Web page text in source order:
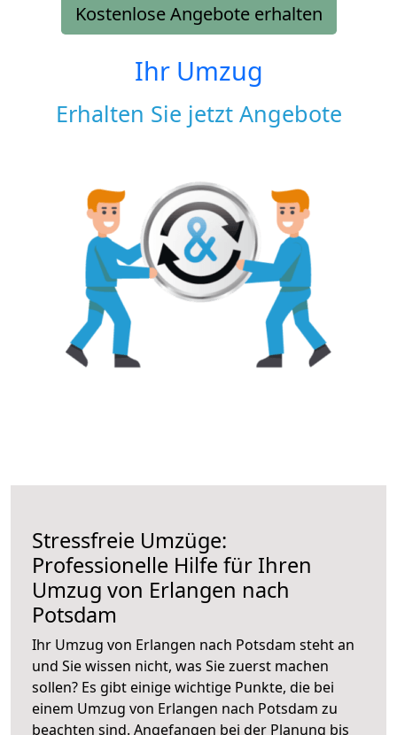
Kostenlose Angebote erhalten
Ihr Umzug
Erhalten Sie jetzt Angebote
Stressfreie Umzüge:
Professionelle Hilfe für Ihren
Umzug von Erlangen nach
Potsdam
Ihr Umzug von Erlangen nach Potsdam steht an
und Sie wissen nicht, was Sie zuerst machen
sollen? Es gibt einige wichtige Punkte, die bei
einem Umzug von Erlangen nach Potsdam zu
beachten sind. Angefangen bei der Planung bis